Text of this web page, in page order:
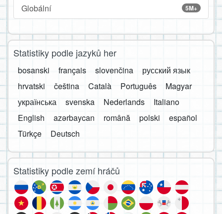
5M+
Globální
Statistiky podle jazyků her
bosanski français slovenčina
русский язык
hrvatski
čeština Català Português
Magyar
українська
svenska Nederlands
Italiano
English
azərbaycan română polski
español
Türkçe
Deutsch
Statistiky podle zemí hráčů